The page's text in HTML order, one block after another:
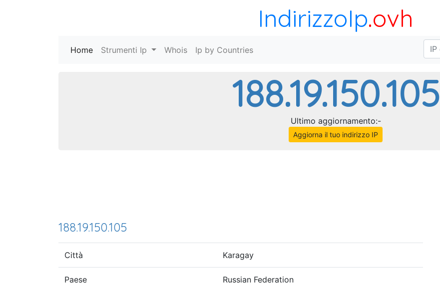
IndirizzoIp.ovh
Home (current)
Strumenti Ip Whois Ip by Countries
188.19.150.105
Ultimo aggiornamento:-
Aggiorna il tuo indirizzo IP
188.19.150.105
Città Karagay
Paese Russian Federation